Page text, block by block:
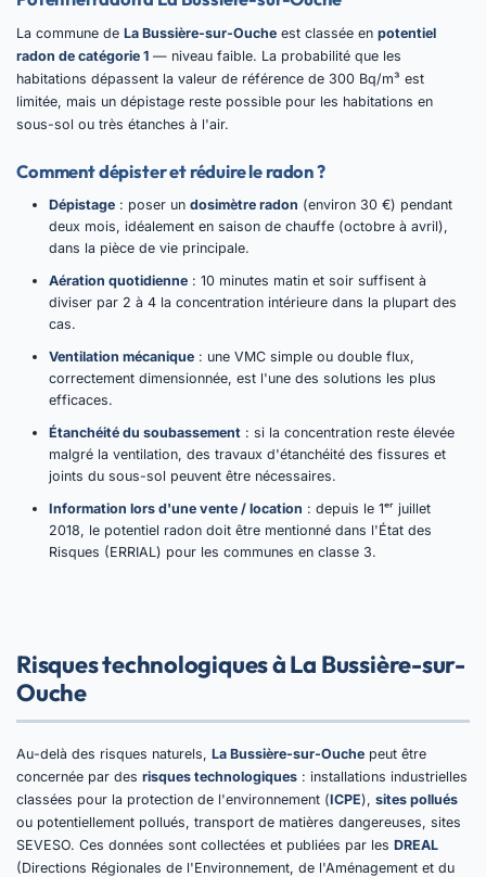
La commune de La Bussière-sur-Ouche est classée en potentiel
radon de catégorie 1 — niveau faible. La probabilité que les
habitations dépassent la valeur de référence de 300 Bq/m³ est
limitée, mais un dépistage reste possible pour les habitations en
sous-sol ou très étanches à l'air.
Comment dépister et réduire le radon ?
Dépistage : poser un dosimètre radon (environ 30 €) pendant
deux mois, idéalement en saison de chauffe (octobre à avril),
dans la pièce de vie principale.
Aération quotidienne : 10 minutes matin et soir suffisent à
diviser par 2 à 4 la concentration intérieure dans la plupart des
cas.
Ventilation mécanique : une VMC simple ou double flux,
correctement dimensionnée, est l'une des solutions les plus
efficaces.
Étanchéité du soubassement : si la concentration reste élevée
malgré la ventilation, des travaux d'étanchéité des fissures et
joints du sous-sol peuvent être nécessaires.
Information lors d'une vente / location : depuis le 1ᵉʳ juillet
2018, le potentiel radon doit être mentionné dans l'État des
Risques (ERRIAL) pour les communes en classe 3.
Risques technologiques à La Bussière-sur-
Ouche
Au-delà des risques naturels, La Bussière-sur-Ouche peut être
concernée par des risques technologiques : installations industrielles
classées pour la protection de l'environnement (ICPE), sites pollués
ou potentiellement pollués, transport de matières dangereuses, sites
SEVESO. Ces données sont collectées et publiées par les DREAL
(Directions Régionales de l'Environnement, de l'Aménagement et du